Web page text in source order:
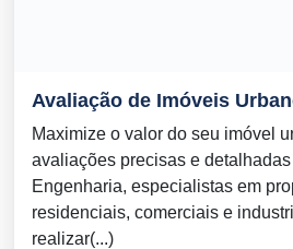
Avaliação de Imóveis
Maximize o valor do seu imóvel
avaliações precisas e
Engenharia, especialistas em
residenciais, comerciais e
realizar(...)